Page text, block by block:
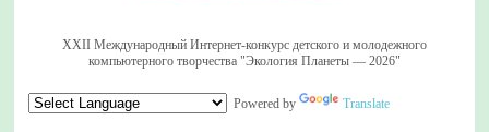
XXII Международный Интернет-конкурс детского и молодежного
компьютерного творчества "Экология Планеты — 2026"
Powered by Translate